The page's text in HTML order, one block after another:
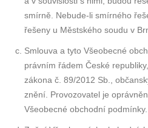
smírně. Nebude-li smírného
řešeny u Městského soudu v
Smlouva a tyto Všeobecné
právním řádem České
zákona č. 89/2012 Sb.,
znění. Provozovatel je
Všeobecné obchodní podmínky.